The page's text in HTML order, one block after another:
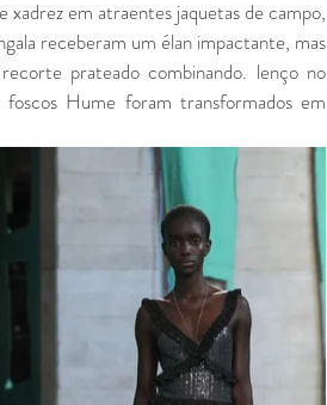
xadrez em atraentes jaquetas de campo,
receberam um élan impactante, mas
prateado combinando. lenço no
Hume foram transformados em